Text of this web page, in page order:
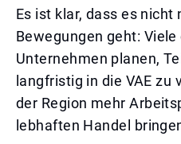
Es ist klar, dass es
Bewegungen geht:
Unternehmen planen,
langfristig in die VAE zu
der Region mehr
lebhaften Handel